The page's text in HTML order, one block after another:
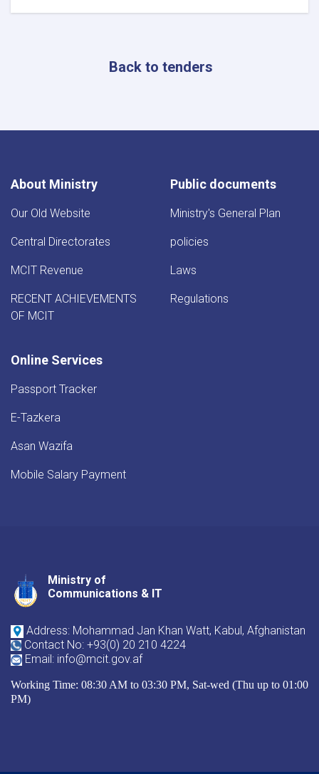
Procurement
Back to tenders
About Ministry
Our Old Website
Central Directorates
MCIT Revenue
RECENT ACHIEVEMENTS
OF MCIT
Public documents
Ministry's General Plan
policies
Laws
Regulations
Online Services
Passport Tracker
E-Tazkera
Asan Wazifa
Mobile Salary Payment
Ministry of
Communications & IT
Address: Mohammad Jan Khan Watt, Kabul, Afghanistan
Contact No: +93(0) 20 210 4224
Email: info@mcit.gov.af
Working Time: 08:30 AM to 03:30 PM, Sat-wed (Thu up to 01:00
PM)